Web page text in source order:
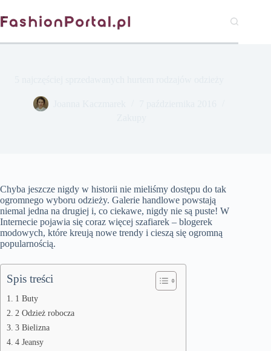
do
treści
Chyba jeszcze nigdy w historii nie mieliśmy dostępu do tak
ogromnego wyboru odzieży. Galerie handlowe powstają
niemal jedna na drugiej i, co ciekawe, nigdy nie są puste! W
Internecie pojawia się coraz więcej szafiarek – blogerek
modowych, które kreują nowe trendy i cieszą się ogromną
popularnością.
Spis treści
1 Buty
2 Odzież robocza
3 Bielizna
4 Jeansy